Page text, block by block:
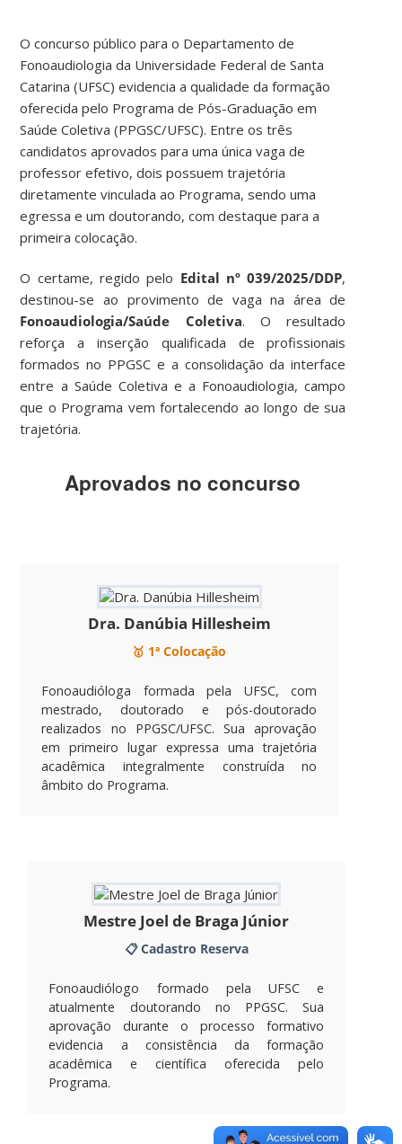
O concurso público para o Departamento de
Fonoaudiologia da Universidade Federal de Santa
Catarina (UFSC) evidencia a qualidade da formação
oferecida pelo Programa de Pós-Graduação em
Saúde Coletiva (PPGSC/UFSC). Entre os três
candidatos aprovados para uma única vaga de
professor efetivo, dois possuem trajetória
diretamente vinculada ao Programa, sendo uma
egressa e um doutorando, com destaque para a
primeira colocação.
O certame, regido pelo Edital nº 039/2025/DDP,
destinou-se ao provimento de vaga na área de
Fonoaudiologia/Saúde Coletiva. O resultado
reforça a inserção qualificada de profissionais
formados no PPGSC e a consolidação da interface
entre a Saúde Coletiva e a Fonoaudiologia, campo
que o Programa vem fortalecendo ao longo de sua
trajetória.
Aprovados no concurso
Dra. Danúbia Hillesheim
🥇 1ª Colocação
Fonoaudióloga formada pela UFSC, com
mestrado, doutorado e pós-doutorado
realizados no PPGSC/UFSC. Sua aprovação
em primeiro lugar expressa uma trajetória
acadêmica integralmente construída no
âmbito do Programa.
Mestre Joel de Braga Júnior
📋 Cadastro Reserva
Fonoaudiólogo formado pela UFSC e
atualmente doutorando no PPGSC. Sua
aprovação durante o processo formativo
evidencia a consistência da formação
acadêmica e científica oferecida pelo
Programa.